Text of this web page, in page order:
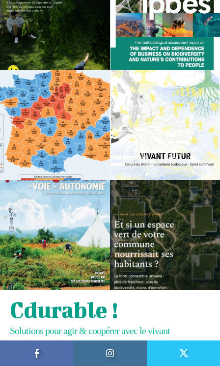
Cdurable !
Solutions pour agir & coopérer avec le vivant